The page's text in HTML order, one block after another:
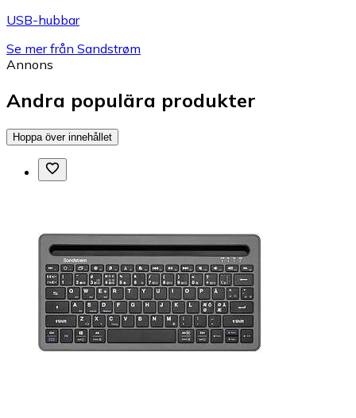
USB-hubbar
Se mer från Sandstrøm
Annons
Andra populära produkter
Hoppa över innehållet